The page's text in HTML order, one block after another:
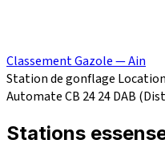
Classement Gazole — Ain
Station de gonflage
Automate CB 2424DAB
Stations